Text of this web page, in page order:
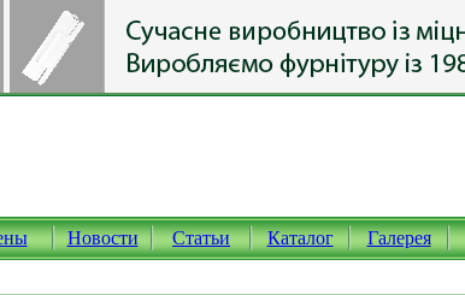
Новости Статьи Каталог Галерея